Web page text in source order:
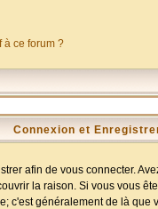
à ce forum ?
Connexion et
afin de vous connecter.
la raison. Si vous vous
c'est généralement de là